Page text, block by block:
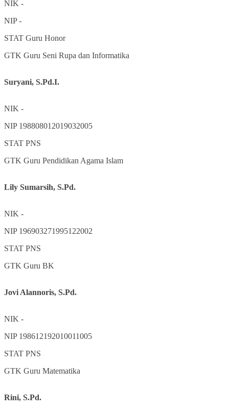
NIK -
NIP-
STAT Guru Honor
GTK Guru Seni Rupa dan Informatika
Suryani, S.Pd.I.
NIK -
NIP 198808012019032005
STAT PNS
GTK Guru Pendidikan Agama Islam
Lily Sumarsih, S.Pd.
NIK -
NIP 196903271995122002
STAT PNS
GTK Guru BK
Jovi Alannoris, S.Pd.
NIK -
NIP 198612192010011005
STAT PNS
GTK Guru Matematika
Rini, S.Pd.